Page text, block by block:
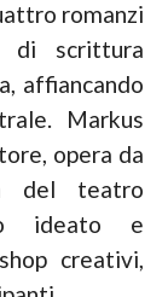
romanzi
di scrittura
affiancando
Markus
opera da
del teatro
ideato e
creativi,